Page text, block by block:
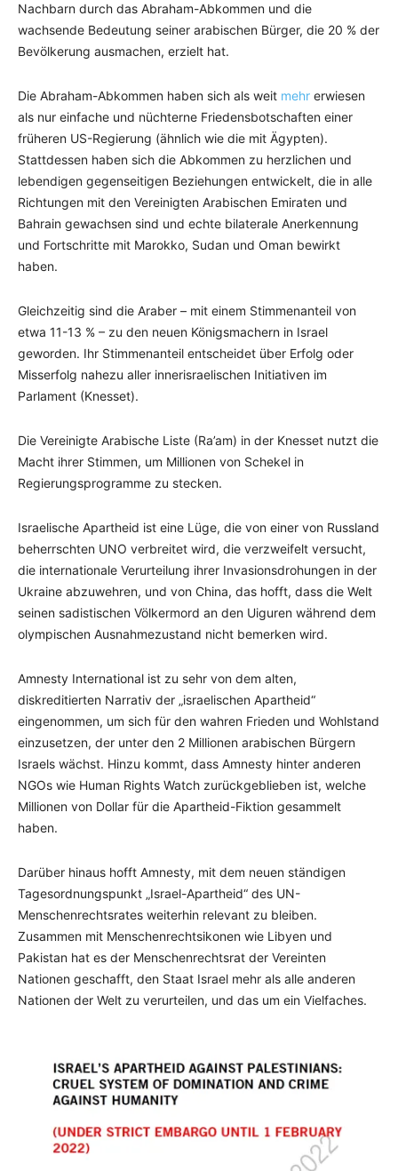
Nachbarn durch das Abraham-Abkommen und die
wachsende Bedeutung seiner arabischen Bürger, die 20 % der
Bevölkerung ausmachen, erzielt hat.
Die Abraham-Abkommen haben sich als weit mehr erwiesen
als nur einfache und nüchterne Friedensbotschaften einer
früheren US-Regierung (ähnlich wie die mit Ägypten).
Stattdessen haben sich die Abkommen zu herzlichen und
lebendigen gegenseitigen Beziehungen entwickelt, die in alle
Richtungen mit den Vereinigten Arabischen Emiraten und
Bahrain gewachsen sind und echte bilaterale Anerkennung
und Fortschritte mit Marokko, Sudan und Oman bewirkt
haben.
Gleichzeitig sind die Araber – mit einem Stimmenanteil von
etwa 11-13 % – zu den neuen Königsmachern in Israel
geworden. Ihr Stimmenanteil entscheidet über Erfolg oder
Misserfolg nahezu aller innerisraelischen Initiativen im
Parlament (Knesset).
Die Vereinigte Arabische Liste (Ra’am) in der Knesset nutzt die
Macht ihrer Stimmen, um Millionen von Schekel in
Regierungsprogramme zu stecken.
Israelische Apartheid ist eine Lüge, die von einer von Russland
beherrschten UNO verbreitet wird, die verzweifelt versucht,
die internationale Verurteilung ihrer Invasionsdrohungen in der
Ukraine abzuwehren, und von China, das hofft, dass die Welt
seinen sadistischen Völkermord an den Uiguren während dem
olympischen Ausnahmezustand nicht bemerken wird.
Amnesty International ist zu sehr von dem alten,
diskreditierten Narrativ der „israelischen Apartheid“
eingenommen, um sich für den wahren Frieden und Wohlstand
einzusetzen, der unter den 2 Millionen arabischen Bürgern
Israels wächst. Hinzu kommt, dass Amnesty hinter anderen
NGOs wie Human Rights Watch zurückgeblieben ist, welche
Millionen von Dollar für die Apartheid-Fiktion gesammelt
haben.
Darüber hinaus hofft Amnesty, mit dem neuen ständigen
Tagesordnungspunkt „Israel-Apartheid“ des UN-
Menschenrechtsrates weiterhin relevant zu bleiben.
Zusammen mit Menschenrechtsikonen wie Libyen und
Pakistan hat es der Menschenrechtsrat der Vereinten
Nationen geschafft, den Staat Israel mehr als alle anderen
Nationen der Welt zu verurteilen, und das um ein Vielfaches.